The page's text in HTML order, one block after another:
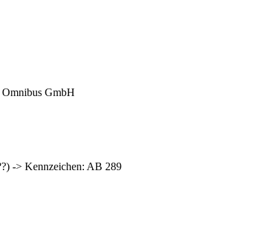
GmbH
-> Kennzeichen: AB 289